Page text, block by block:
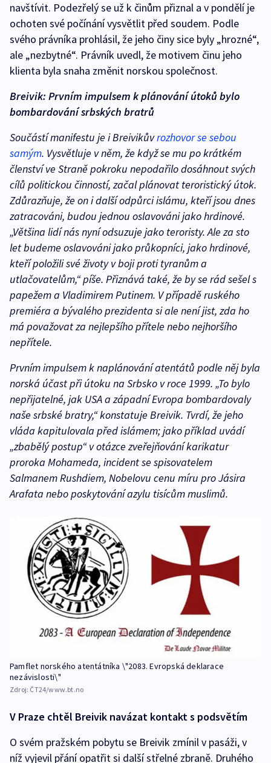
navštívit. Podezřelý se už k činům přiznal a v pondělí je
ochoten své počínání vysvětlit před soudem. Podle
svého právníka prohlásil, že jeho činy sice byly „hrozné“,
ale „nezbytné“. Právník uvedl, že motivem činu jeho
klienta byla snaha změnit norskou společnost.
Breivik: Prvním impulsem k plánování útoků bylo
bombardování srbských bratrů
Součástí manifestu je i Breivikůvrozhovor se sebou
samým. Vysvětluje v něm, že když se mu po krátkém
členství ve Straně pokroku nepodařilo dosáhnout svých
cílů politickou činností, začal plánovat teroristický útok.
Zdůrazňuje, že on i další odpůrci islámu, kteří jsou dnes
zatracováni, budou jednou oslavováni jako hrdinové.
„Většina lidí nás nyní odsuzuje jako teroristy. Ale za sto
let budeme oslavováni jako průkopníci, jako hrdinové,
kteří položili své životy v boji proti tyranům a
utlačovatelům,“ píše. Přiznává také, že by se rád sešel s
papežem a Vladimirem Putinem. V případě ruského
premiéra a bývalého prezidenta si ale není jist, zda ho
má považovat za nejlepšího přítele nebo nejhoršího
nepřítele.
Prvním impulsem k naplánování atentátů podle něj byla
norská účast při útoku na Srbsko v roce 1999. „To bylo
nepřijatelné, jak USA a západní Evropa bombardovaly
naše srbské bratry,“ konstatuje Breivik. Tvrdí, že jeho
vláda kapitulovala před islámem; jako příklad uvádí
„zbabělý postup“ v otázce zveřejňování karikatur
proroka Mohameda, incident se spisovatelem
Salmanem Rushdiem, Nobelovu cenu míru pro Jásira
Arafata nebo poskytování azylu tisícům muslimů.
Pamflet norského atentátníka \"2083. Evropská deklarace
nezávislosti\"
Zdroj: ČT24/www.bt.no
V Praze chtěl Breivik navázat kontakt s podsvětím
O svém pražském pobytu se Breivik zmínil v pasáži, v
níž vyjevil přání opatřit si další střelné zbraně. Druhého